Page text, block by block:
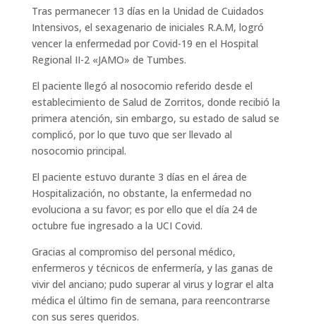
Tras permanecer 13 días en la Unidad de Cuidados
Intensivos, el sexagenario de iniciales R.A.M, logró
vencer la enfermedad por Covid-19 en el Hospital
Regional II-2 «JAMO» de Tumbes.
El paciente llegó al nosocomio referido desde el
establecimiento de Salud de Zorritos, donde recibió la
primera atención, sin embargo, su estado de salud se
complicó, por lo que tuvo que ser llevado al
nosocomio principal.
El paciente estuvo durante 3 días en el área de
Hospitalización, no obstante, la enfermedad no
evoluciona a su favor; es por ello que el día 24 de
octubre fue ingresado a la UCI Covid.
Gracias al compromiso del personal médico,
enfermeros y técnicos de enfermería, y las ganas de
vivir del anciano; pudo superar al virus y lograr el alta
médica el último fin de semana, para reencontrarse
con sus seres queridos.